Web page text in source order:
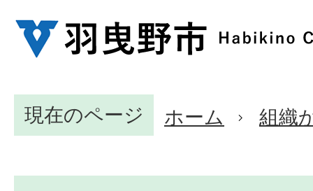
現在のページ ホーム 組織